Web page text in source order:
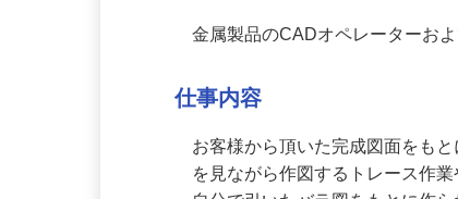
お客様から頂いた完成図面をも